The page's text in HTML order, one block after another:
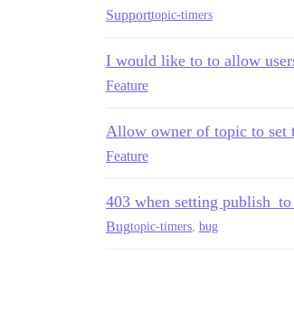
Supporttopic-timers
I would like to to allow
Feature
Allow owner of topic to set
Feature
403 when setting
Bugtopic-timers, bug